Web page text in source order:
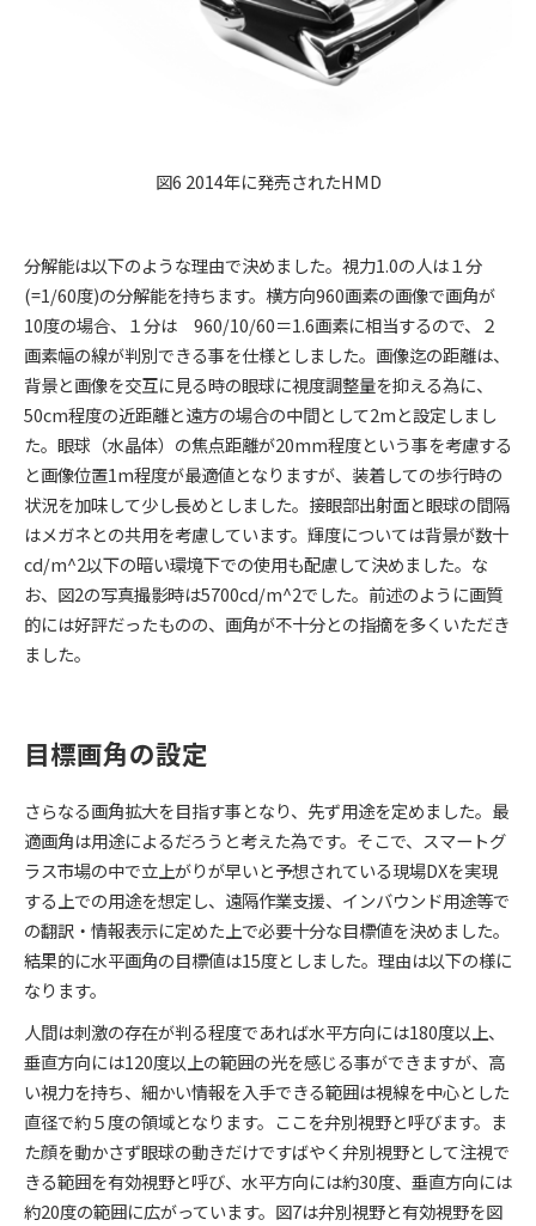
図6 2014年に発売されたHMD
分解能は以下のような理由で決めました。視力1.0の人は１分
(=1/60度)の分解能を持ちます。横方向960画素の画像で画角が
10度の場合、１分は 960/10/60＝1.6画素に相当するので、２
画素幅の線が判別できる事を仕様としました。画像迄の距離は、
背景と画像を交互に見る時の眼球に視度調整量を抑える為に、
50cm程度の近距離と遠方の場合の中間として2mと設定しまし
た。眼球（水晶体）の焦点距離が20mm程度という事を考慮する
と画像位置1m程度が最適値となりますが、装着しての歩行時の
状況を加味して少し長めとしました。接眼部出射面と眼球の間隔
はメガネとの共用を考慮しています。輝度については背景が数十
cd/m^2以下の暗い環境下での使用も配慮して決めました。な
お、図2の写真撮影時は5700cd/m^2でした。前述のように画質
的には好評だったものの、画角が不十分との指摘を多くいただき
ました。
目標画角の設定
さらなる画角拡大を目指す事となり、先ず用途を定めました。最
適画角は用途によるだろうと考えた為です。そこで、スマートグ
ラス市場の中で立上がりが早いと予想されている現場DXを実現
する上での用途を想定し、遠隔作業支援、インバウンド用途等で
の翻訳・情報表示に定めた上で必要十分な目標値を決めました。
結果的に水平画角の目標値は15度としました。理由は以下の様に
なります。
人間は刺激の存在が判る程度であれば水平方向には180度以上、
垂直方向には120度以上の範囲の光を感じる事ができますが、高
い視力を持ち、細かい情報を入手できる範囲は視線を中心とした
直径で約５度の領域となります。ここを弁別視野と呼びます。ま
た顔を動かさず眼球の動きだけですばやく弁別視野として注視で
きる範囲を有効視野と呼び、水平方向には約30度、垂直方向には
約20度の範囲に広がっています。図7は弁別視野と有効視野を図